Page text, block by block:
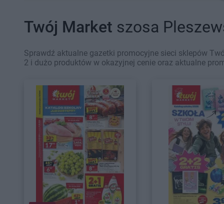
Twój Market szosa
Sprawdź aktualne gazetki promocyjne sieci sklepów
2 i dużo produktów w okazyjnej cenie oraz aktualne